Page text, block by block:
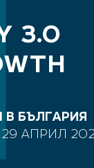
3.0
БЪЛГАРИЯ
АПРИЛ